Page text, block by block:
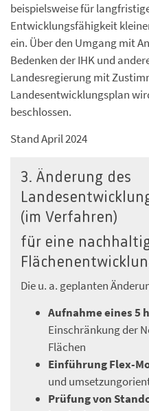
beispielsweise für
Entwicklungsfähigkeit
ein. Über den Umgang mit
Bedenken der IHK und
Landesregierung mit
Landesentwicklungsplan
beschlossen.
Stand April 2024
3. Änderung des
(im Verfahren)
für eine
Die u. a. geplanten
Aufnahme eines 5
Einschränkung der
Flächen
Einführung Flex-
und
Prüfung von